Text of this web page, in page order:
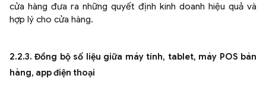
cửa hàng đưa ra những quyết định kinh doanh hiệu quả và
hợp lý cho cửa hàng.
2.2.3. Đồng bộ số liệu giữa máy tính, tablet, máy POS bán
hàng, app điện thoại